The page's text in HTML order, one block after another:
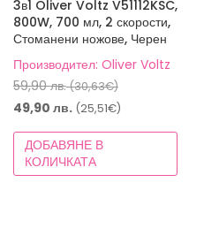
3в1 Oliver Voltz V51112KSC,
800W, 700 мл, 2 скорости,
Стоманени ножове, Черен
Производител: Oliver Voltz
59,90лв.(30,63€)Original
price
was:
(30,63€).
49,90 лв.(25,51€)Текущата
цена
49,90 лв.
ДОБАВЯНЕ В
КОЛИЧКАТА